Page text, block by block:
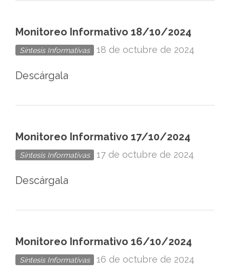
Monitoreo Informativo 18/10/2024
Síntesis Informativas 18 de octubre de 2024
Descárgala
Monitoreo Informativo 17/10/2024
Síntesis Informativas 17 de octubre de 2024
Descárgala
Monitoreo Informativo 16/10/2024
Síntesis Informativas 16 de octubre de 2024